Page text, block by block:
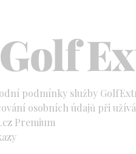
podmínky služby
osobních údajů při
Premium